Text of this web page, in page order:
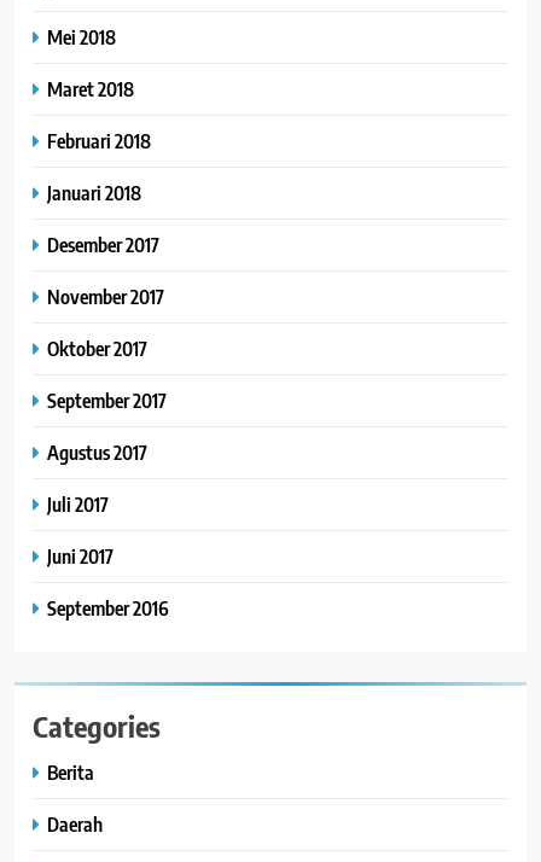
Mei 2018
Maret 2018
Februari 2018
Januari 2018
Desember 2017
November 2017
Oktober 2017
September 2017
Agustus 2017
Juli 2017
Juni 2017
September 2016
Categories
Berita
Daerah